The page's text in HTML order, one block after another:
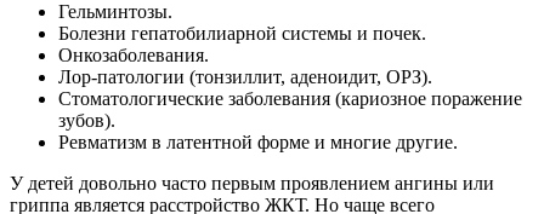
Гельминтозы.
Болезни гепатобилиарной системы и почек.
Онкозаболевания.
Лор-патологии (тонзиллит, аденоидит, ОРЗ).
Стоматологические заболевания (кариозное поражение
зубов).
Ревматизм в латентной форме и многие другие.
У детей довольно часто первым проявлением ангины или
гриппа является расстройство ЖКТ. Но чаще всего